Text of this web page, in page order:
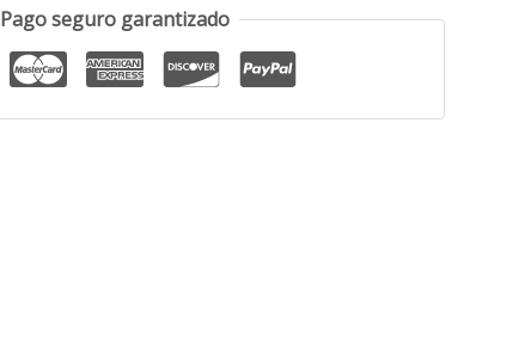
Pago seguro garantizado